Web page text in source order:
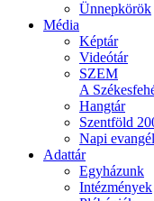
Ünnepkörök
Média
Képtár
Videótár
SZEM
A
Hangtár
Szentföld
Napi
Adattár
Egyházunk
Intézmények